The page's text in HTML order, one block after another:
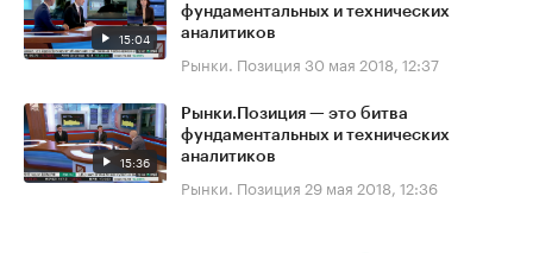
15:04
фундаментальных и технических
аналитиков
Рынки. Позиция 30 мая 2018, 12:37
15:36
Рынки.Позиция — это битва
фундаментальных и технических
аналитиков
Рынки. Позиция 29 мая 2018, 12:36